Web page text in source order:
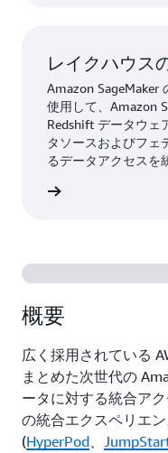
レイクハウス
Amazon SageMaker
使用して、Amazon
Redshift データウェ
タソースおよびフェ
るデータアクセスを
概要
広く採用されている
まとめた次世代の
ータに対する統合ア
の統合エクスペリエン
(HyperPod、